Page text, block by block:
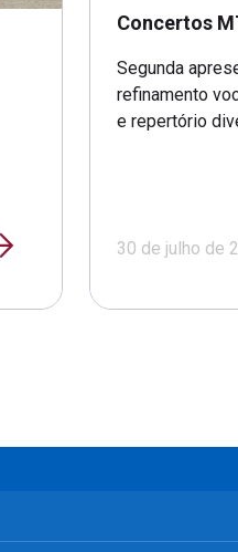
Concertos
Segunda
refinamento
e repertório
30 de julho de